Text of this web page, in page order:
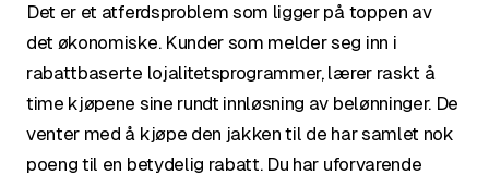
Det er et atferdsproblem som ligger på toppen av
det økonomiske. Kunder som melder seg inn i
rabattbaserte lojalitetsprogrammer, lærer raskt å
time kjøpene sine rundt innløsning av belønninger. De
venter med å kjøpe den jakken til de har samlet nok
poeng til en betydelig rabatt. Du har uforvarende